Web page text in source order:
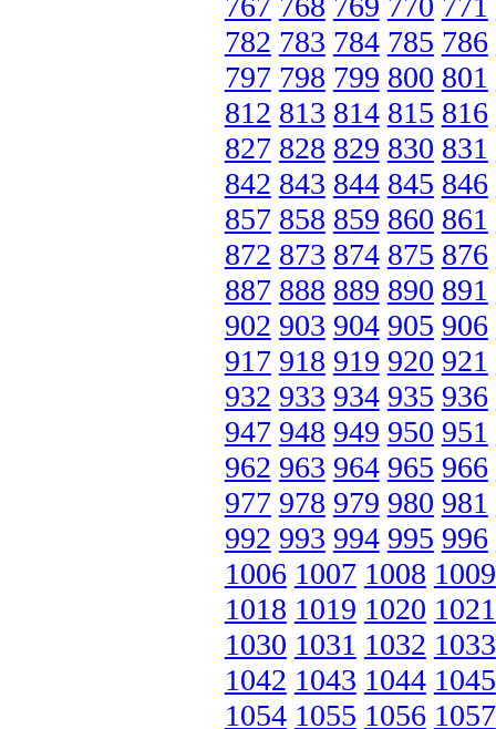
782 783 784 785 786
797 798 799 800 801
812 813 814 815 816
827 828 829 830 831
842 843 844 845 846
857 858 859 860 861
872 873 874 875 876
887 888 889 890 891
902 903 904 905 906
917 918 919 920 921
932 933 934 935 936
947 948 949 950 951
962 963 964 965 966
977 978 979 980 981
992 993 994 995 996
1006 1007 1008 1009
1018 1019 1020 1021
1030 1031 1032 1033
1042 1043 1044 1045
1054 1055 1056 1057